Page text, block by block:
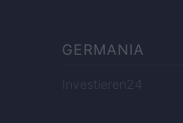
GERMANIA
Investieren24